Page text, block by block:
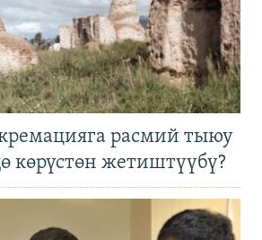
расмий тыюу
көрүстөн жетиштүүбү?